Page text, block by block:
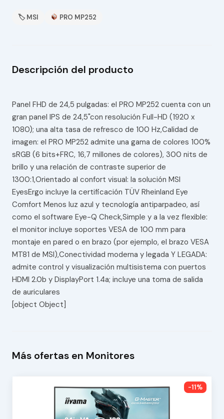
🏷 MSI PRO MP252
Descripción del producto
Panel FHD de 24,5 pulgadas: el PRO MP252 cuenta con un
gran panel IPS de 24,5"con resolución Full-HD (1920 x
1080); una alta tasa de refresco de 100 Hz,Calidad de
imagen: el PRO MP252 admite una gama de colores 100%
sRGB (6 bits+FRC, 16,7 millones de colores), 300 nits de
brillo y una relación de contraste superior de
1300:1,Orientado al confort visual: la solución MSI
EyesErgo incluye la certificación TÜV Rheinland Eye
Comfort Menos luz azul y tecnología antiparpadeo, así
como el software Eye-Q Check,Simple y a la vez flexible:
el monitor incluye soportes VESA de 100 mm para
montaje en pared o en brazo (por ejemplo, el brazo VESA
MT81 de MSI),Conectividad moderna y legada Y LEGADA:
admite control y visualización multisistema con puertos
HDMI 2.0b y DisplayPort 1.4a; incluye una toma de salida
de auriculares
[object Object]
Más ofertas en Monitores
-11%